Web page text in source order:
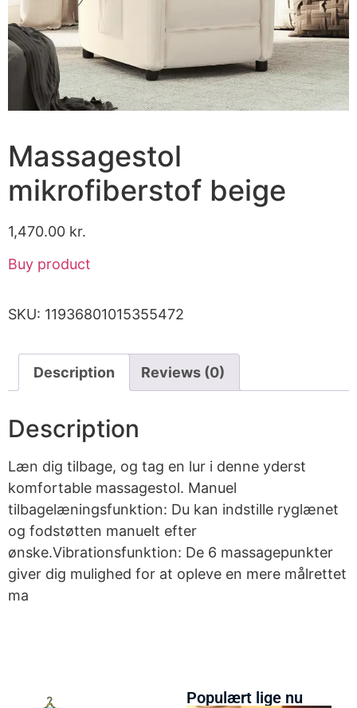
Massagestol
mikrofiberstof beige
1,470.00 kr.
Buy product
SKU: 11936801015355472
Description Reviews (0)
Description
Læn dig tilbage, og tag en lur i denne yderst
komfortable massagestol. Manuel
tilbagelæningsfunktion: Du kan indstille ryglænet
og fodstøtten manuelt efter
ønske.Vibrationsfunktion: De 6 massagepunkter
giver dig mulighed for at opleve en mere målrettet
ma
Populært lige nu